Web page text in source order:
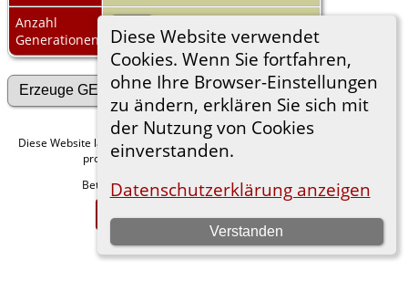
Diese Website verwendet
Cookies. Wenn Sie fortfahren,
ohne Ihre Browser-Einstellungen
zu ändern, erklären Sie sich mit
der Nutzung von Cookies
einverstanden.
Datenschutzerklärung anzeigen
Verstanden
Anzahl
Generationen:
Diese Website läuft mit The Next Generation of Genealogy Sitebuilding
programmiert von Darrin Lythgoe © 2001-2026.
Betreut vonFlorian Wiedner . |Datenschutzerklärung.